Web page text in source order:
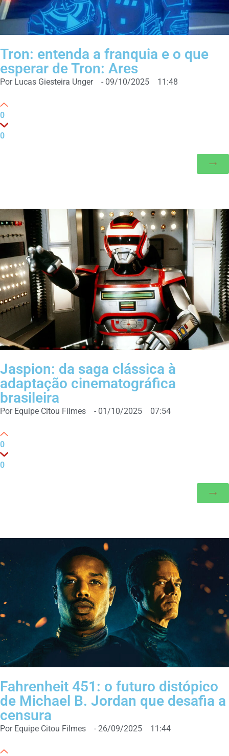
Tron: entenda a franquia e o que
esperar de Tron: Ares
Por Lucas Giesteira Unger - 09/10/2025 11:48
0
0
Jaspion: da saga clássica à
adaptação cinematográfica
brasileira
Por Equipe Citou Filmes - 01/10/2025 07:54
0
0
Fahrenheit 451: o futuro distópico
de Michael B. Jordan que desafia a
censura
Por Equipe Citou Filmes - 26/09/2025 11:44